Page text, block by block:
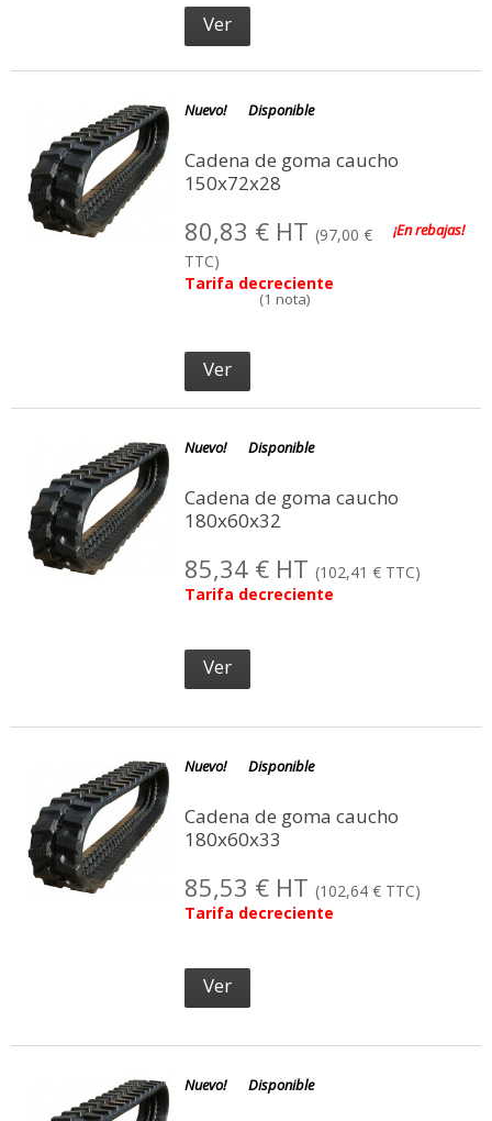
Ver
Nuevo! Disponible
Cadena de goma caucho
150x72x28
¡En rebajas!
80,83 € HT (97,00 €
TTC)
Tarifa decreciente
Ver
Nuevo! Disponible
Cadena de goma caucho
180x60x32
85,34 € HT (102,41 € TTC)
Tarifa decreciente
Ver
Nuevo! Disponible
Cadena de goma caucho
180x60x33
85,53 € HT (102,64 € TTC)
Tarifa decreciente
Ver
Nuevo! Disponible